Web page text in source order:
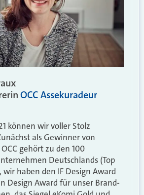
OCC Assekuradeur
können wir voller Stolz
als Gewinner von
gehört zu den 100
Deutschlands (Top
wir haben den IF Design Award
Design Award für unser Brand-